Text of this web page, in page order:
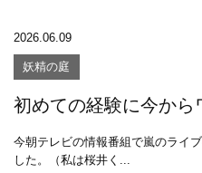
2026.06.09
妖精の庭
初めての経験に今から
今朝テレビの情報番組で嵐のライ
した。（私は桜井く...